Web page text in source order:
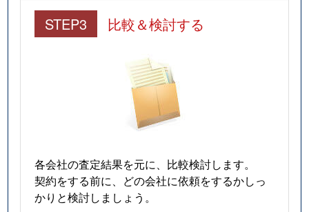
STEP3 比較＆検討する
各会社の査定結果を元に、比較検討します。
契約をする前に、どの会社に依頼をするかしっ
かりと検討しましょう。